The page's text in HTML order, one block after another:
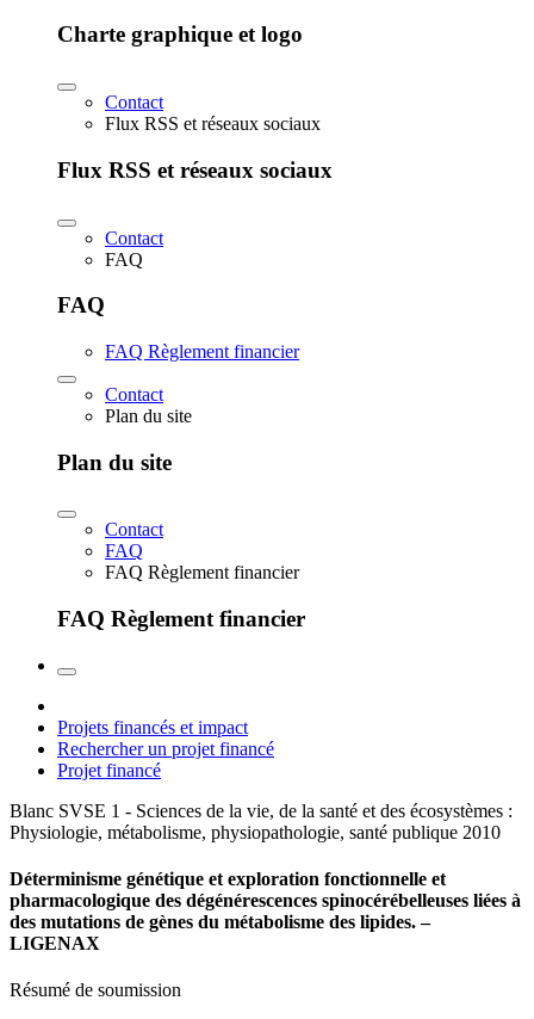
Charte graphique et logo
Contact
Flux RSS et réseaux sociaux
Flux RSS et réseaux sociaux
Contact
FAQ
FAQ
FAQ Règlement financier
Contact
Plan du site
Plan du site
Contact
FAQ
FAQ Règlement financier
FAQ Règlement financier
Projets financés et impact
Rechercher un projet financé
Projet financé
Blanc SVSE 1 - Sciences de la vie, de la santé et des écosystèmes :
Physiologie, métabolisme, physiopathologie, santé publique 2010
Déterminisme génétique et exploration fonctionnelle et
pharmacologique des dégénérescences spinocérébelleuses liées à
des mutations de gènes du métabolisme des lipides. –
LIGENAX
Résumé de soumission